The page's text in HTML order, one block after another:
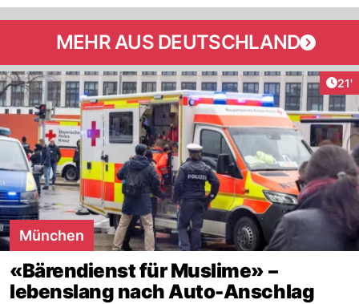
MEHR AUS DEUTSCHLAND
21'
München
«Bärendienst für Muslime» –
lebenslang nach Auto-Anschlag